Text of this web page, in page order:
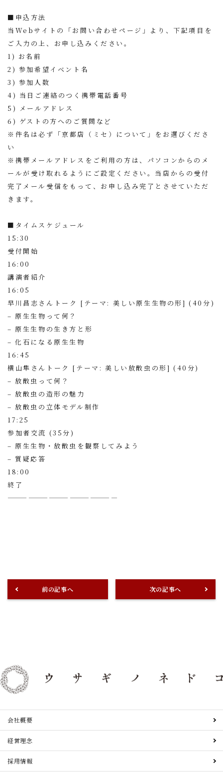
■申込方法
当Webサイトの「お問い合わせページ 」より、下記項目を
ご入力の上、お申し込みください。
1) お名前
2) 参加希望イベント名
3) 参加人数
4) 当日ご連絡のつく携帯電話番号
5) メールアドレス
6) ゲストの方へのご質問など
※件名は必ず「京都店（ミセ）について」をお選びくださ
い
※携帯メールアドレスをご利用の方は、パソコンからのメ
ールが受け取れるようにご設定ください。当店からの受付
完了メール受信をもって、お申し込み完了とさせていただ
きます。
■タイムスケジュール
15:30
受付開始
16:00
講演者紹介
16:05
早川昌志さんトーク [テーマ: 美しい原生生物の形] (40分)
– 原生生物って何？
– 原生生物の生き方と形
– 化石になる原生生物
16:45
横山隼さんトーク [テーマ: 美しい放散虫の形] (40分)
– 放散虫って何？
– 放散虫の造形の魅力
– 放散虫の立体モデル制作
17:25
参加者交流 (35分)
– 原生生物・放散虫を観察してみよう
– 質疑応答
18:00
終了
————————————————
前の記事へ 次の記事へ
会社概要
経営理念
採用情報